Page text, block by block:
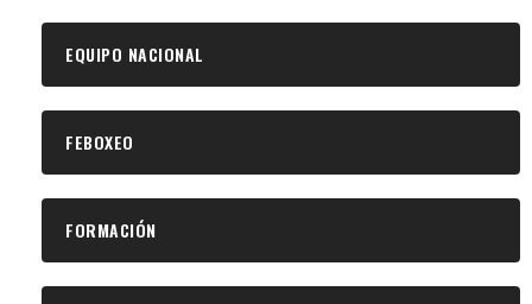
EQUIPO NACIONAL
FEBOXEO
FORMACIÓN